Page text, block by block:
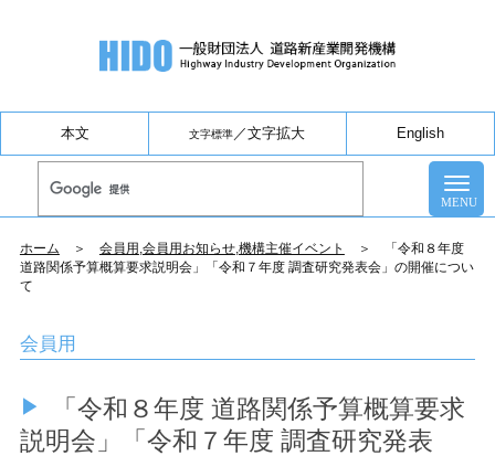
本文 文字標準／文字拡大 English
ホーム ＞ 会員用 会員用お知らせ, 機構主催イベント
＞ 「令和８年度
道路関係予算概算要求説明会」「令和７年度 調査研究発表会」の開催につい
て
会員用
「令和８年度 道路関係予算概算要求
説明会」「令和７年度 調査研究発表